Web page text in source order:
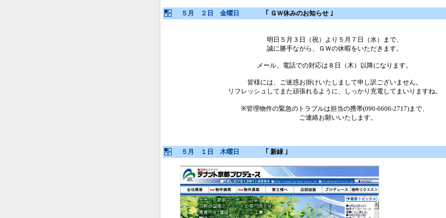
５月 ２日 金曜日 ｢ ＧＷ休みのお知らせ ｣
明日５月３日（祝）より５月７日（水）まで、
誠に勝手ながら、ＧＷの休暇をいただきます。
メール、電話での対応は８日（木）以降になります。
皆様には、ご迷惑お掛けいたしまして申し訳ございません。
リフレッシュしてまた頑張れるように、しっかり充電してまいりますね。
※管理物件の緊急のトラブルは担当の携帯(090-6606-2717)まで、
ご連絡お願いいたします。
５月 １日 木曜日 ｢ 新緑 ｣